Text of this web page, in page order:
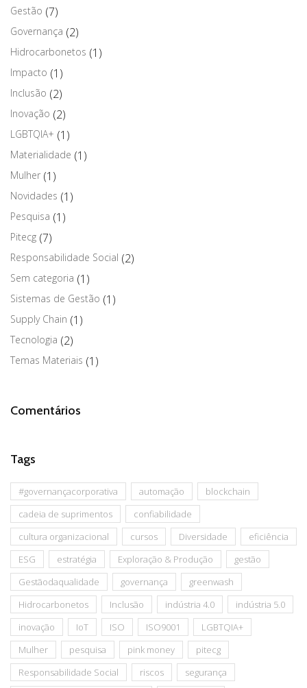
Gestão (7)
Governança (2)
Hidrocarbonetos (1)
Impacto (1)
Inclusão (2)
Inovação (2)
LGBTQIA+ (1)
Materialidade (1)
Mulher (1)
Novidades (1)
Pesquisa (1)
Pitecg (7)
Responsabilidade Social (2)
Sem categoria (1)
Sistemas de Gestão (1)
Supply Chain (1)
Tecnologia (2)
Temas Materiais (1)
Comentários
Tags
#governançacorporativa automação
blockchain
cadeia de suprimentos
confiabilidade
cultura organizacional
cursos Diversidade
eficiência
ESG
estratégia Exploração & Produção
gestão
Gestãodaqualidade
governança
greenwash
Hidrocarbonetos
Inclusão indústria 4.0
indústria 5.0
inovação
IoT ISO ISO9001
LGBTQIA+
Mulher
pesquisa pink money
pitecg
Responsabilidade Social
riscos
segurança